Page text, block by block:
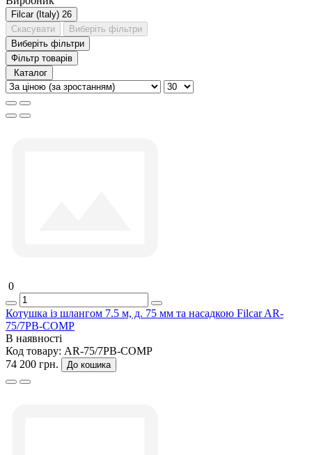
Filcar (Italy) 26
Скасувати
Виберіть фільтри
Виберіть фільтри
Фільтр товарів
Каталог
0
Котушка із шлангом 7.5 м, д. 75 мм та насадкою Filcar AR-
75/7PB-COMP
В наявності
Код товару: AR-75/7PB-COMP
74 200 грн.
До кошика